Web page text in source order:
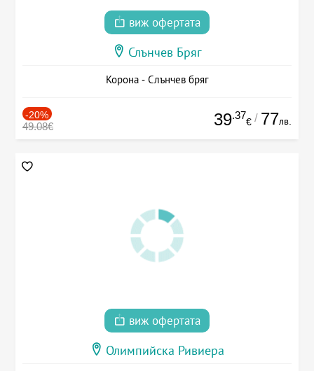
виж офертата
Слънчев Бряг
Корона - Слънчев бряг
-20%
49.08€ 39.37
€ / 77лв.
виж офертата
Олимпийска Ривиера